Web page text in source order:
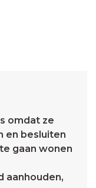
omdat ze
en besluiten
gaan wonen
aanhouden,